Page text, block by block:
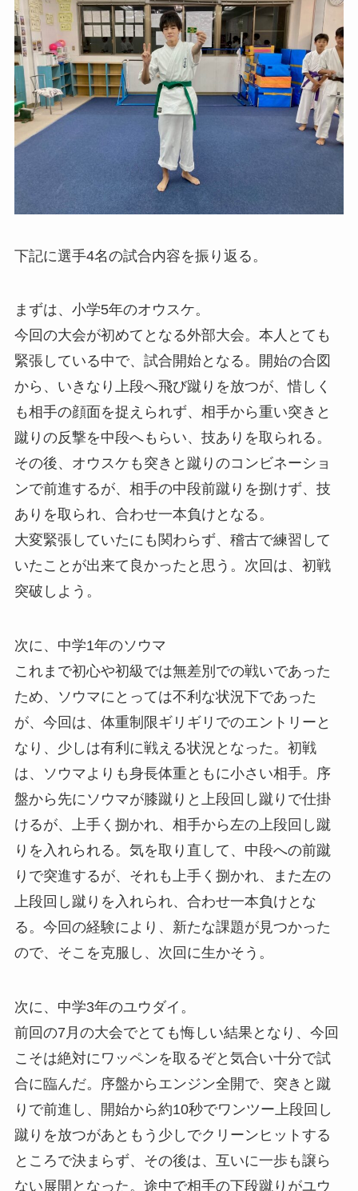
下記に選手4名の試合内容を振り返る。
まずは、小学5年のオウスケ。
今回の大会が初めてとなる外部大会。本人とても
緊張している中で、試合開始となる。開始の合図
から、いきなり上段へ飛び蹴りを放つが、惜しく
も相手の顔面を捉えられず、相手から重い突きと
蹴りの反撃を中段へもらい、技ありを取られる。
その後、オウスケも突きと蹴りのコンビネーショ
ンで前進するが、相手の中段前蹴りを捌けず、技
ありを取られ、合わせ一本負けとなる。
大変緊張していたにも関わらず、稽古で練習して
いたことが出来て良かったと思う。次回は、初戦
突破しよう。
次に、中学1年のソウマ
これまで初心や初級では無差別での戦いであった
ため、ソウマにとっては不利な状況下であった
が、今回は、体重制限ギリギリでのエントリーと
なり、少しは有利に戦える状況となった。初戦
は、ソウマよりも身長体重ともに小さい相手。序
盤から先にソウマが膝蹴りと上段回し蹴りで仕掛
けるが、上手く捌かれ、相手から左の上段回し蹴
りを入れられる。気を取り直して、中段への前蹴
りで突進するが、それも上手く捌かれ、また左の
上段回し蹴りを入れられ、合わせ一本負けとな
る。今回の経験により、新たな課題が見つかった
ので、そこを克服し、次回に生かそう。
次に、中学3年のユウダイ。
前回の7月の大会でとても悔しい結果となり、今回
こそは絶対にワッペンを取るぞと気合い十分で試
合に臨んだ。序盤からエンジン全開で、突きと蹴
りで前進し、開始から約10秒でワンツー上段回し
蹴りを放つがあともう少しでクリーンヒットする
ところで決まらず、その後は、互いに一歩も譲ら
ない展開となった。途中で相手の下段蹴りがユウ